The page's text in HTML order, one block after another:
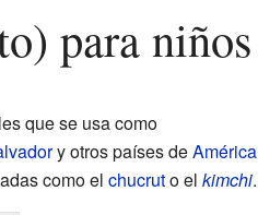
para niños
que se usa como
y otros países deAmérica
como el chucruto el kimchi.